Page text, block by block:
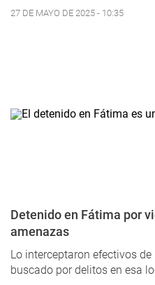
27 DE MAYO DE 2025 - 10:35
Detenido en Fátima por
amenazas
Lo interceptaron efectivos
buscado por delitos en esa